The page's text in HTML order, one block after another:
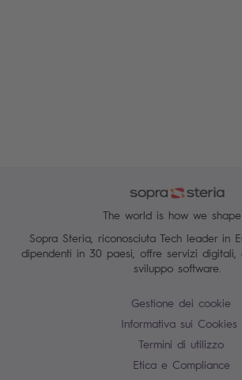
The world is how we
Sopra Steria, riconosciuta Tech leader in
dipendenti in 30 paesi, offre servizi digitali,
sviluppo software.
Gestione dei cookie
Informativa sui Cookies
Termini di utilizzo
Etica e Compliance